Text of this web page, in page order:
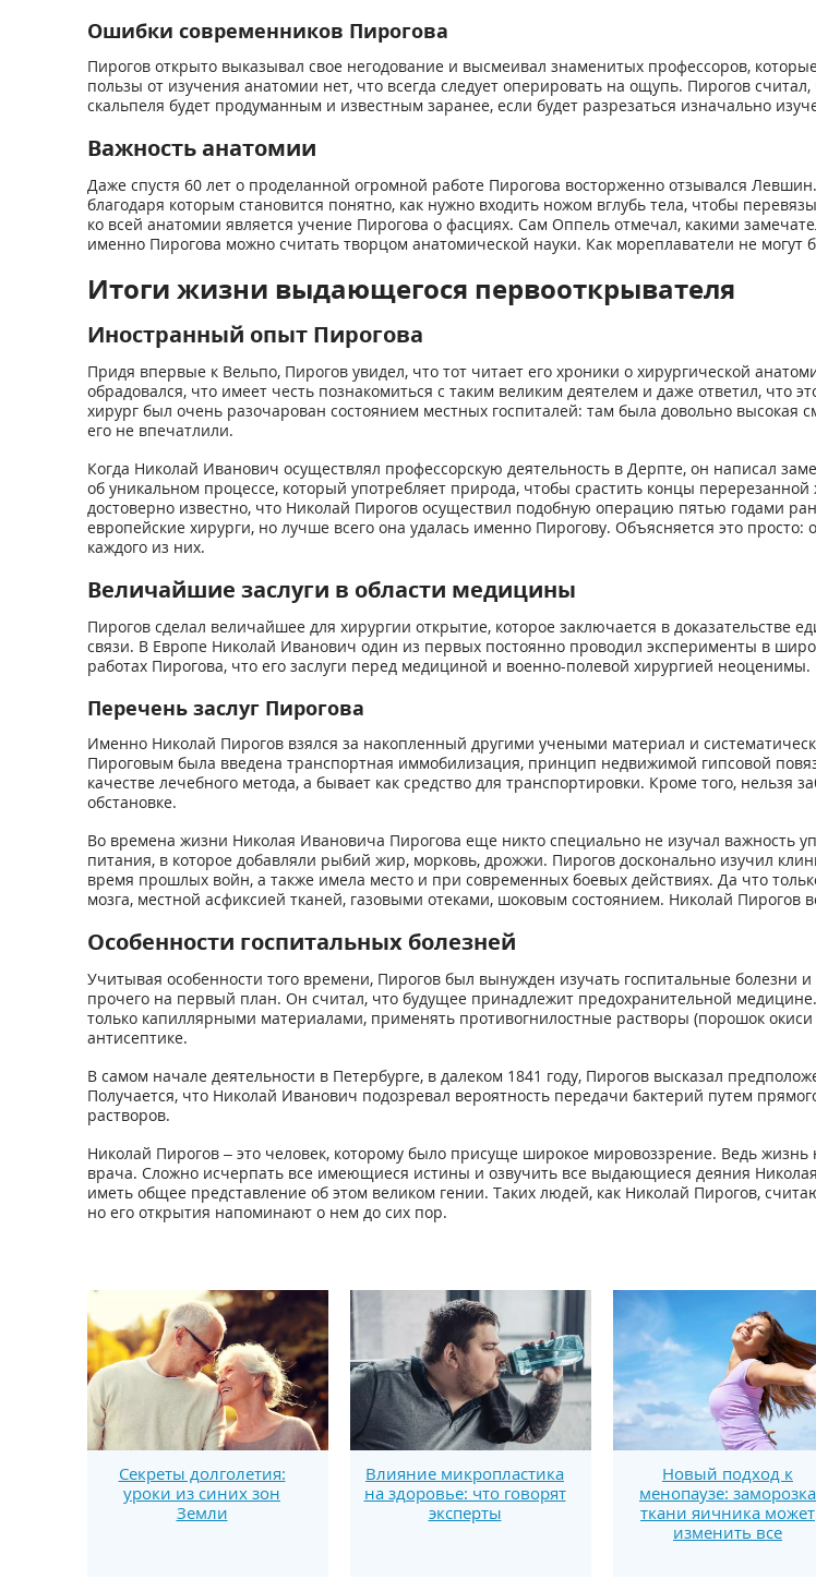
Ошибки современников Пирогова
Пирогов открыто выказывал свое негодование и высмеивал знаменитых профессоров,
пользы от изучения анатомии нет, что всегда следует оперировать на ощупь. Пирогов
скальпеля будет продуманным и известным заранее, если будет разрезаться изначально
Важность анатомии
Даже спустя 60 лет о проделанной огромной работе Пирогова восторженно отзывался
благодаря которым становится понятно, как нужно входить ножом вглубь тела, чтобы
ко всей анатомии является учение Пирогова о фасциях. Сам Оппель отмечал, какими
именно Пирогова можно считать творцом анатомической науки. Как мореплаватели не могут
Итоги жизни выдающегося первооткрывателя
Иностранный опыт Пирогова
Придя впервые к Вельпо, Пирогов увидел, что тот читает его хроники о хирургической
обрадовался, что имеет честь познакомиться с таким великим деятелем и даже ответил, что
хирург был очень разочарован состоянием местных госпиталей: там была довольно
его не впечатлили.
Когда Николай Иванович осуществлял профессорскую деятельность в Дерпте, он написал
об уникальном процессе, который употребляет природа, чтобы срастить концы
достоверно известно, что Николай Пирогов осуществил подобную операцию пятью годами
европейские хирурги, но лучше всего она удалась именно Пирогову. Объясняется это
каждого из них.
Величайшие заслуги в области медицины
Пирогов сделал величайшее для хирургии открытие, которое заключается в доказательстве
связи. В Европе Николай Иванович один из первых постоянно проводил эксперименты в
работах Пирогова, что его заслуги перед медициной и военно-полевой хирургией неоценимы.
Перечень заслуг Пирогова
Именно Николай Пирогов взялся за накопленный другими учеными материал и
Пироговым была введена транспортная иммобилизация, принцип недвижимой гипсовой
качестве лечебного метода, а бывает как средство для транспортировки. Кроме того,
обстановке.
Во времена жизни Николая Ивановича Пирогова еще никто специально не изучал важность
питания, в которое добавляли рыбий жир, морковь, дрожжи. Пирогов досконально изучил
время прошлых войн, а также имела место и при современных боевых действиях. Да что
мозга, местной асфиксией тканей, газовыми отеками, шоковым состоянием. Николай Пирогов
Особенности госпитальных болезней
Учитывая особенности того времени, Пирогов был вынужден изучать госпитальные болезни
прочего на первый план. Он считал, что будущее принадлежит предохранительной
только капиллярными материалами, применять противогнилостные растворы (порошок
антисептике.
В самом начале деятельности в Петербурге, в далеком 1841 году, Пирогов высказал
Получается, что Николай Иванович подозревал вероятность передачи бактерий путем
растворов.
Николай Пирогов – это человек, которому было присуще широкое мировоззрение. Ведь
врача. Сложно исчерпать все имеющиеся истины и озвучить все выдающиеся деяния
иметь общее представление об этом великом гении. Таких людей, как Николай Пирогов,
но его открытия напоминают о нем до сих пор.
Секреты долголетия:
уроки из синих зон
Земли
Влияние микропластика
на здоровье: что говорят
эксперты
Новый подход к
менопаузе: заморозка
ткани яичника может
изменить все